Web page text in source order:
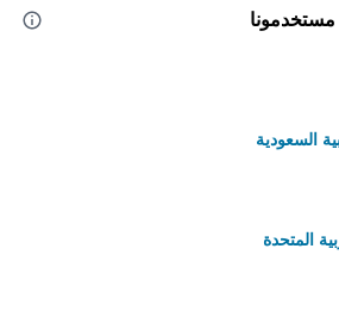
مستخدمونا
السعودية
المتحدة